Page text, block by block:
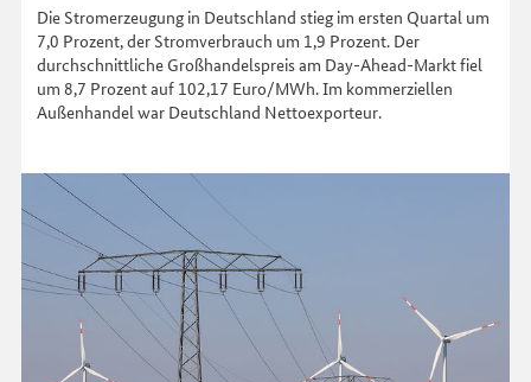
Die Stromerzeugung in Deutschland stieg im ersten Quartal um
7,0 Prozent, der Stromverbrauch um 1,9 Prozent. Der
durchschnittliche Großhandelspreis am Day-Ahead-Markt fiel
um 8,7 Prozent auf 102,17 Euro/MWh. Im kommerziellen
Außenhandel war Deutschland Nettoexporteur.